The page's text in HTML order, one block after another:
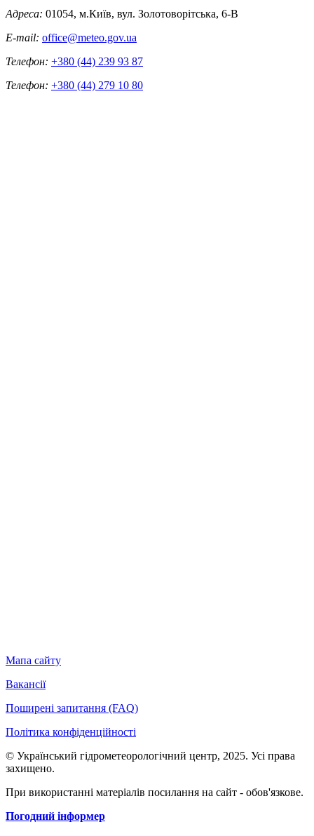
Адреса: 01054, м.Київ, вул. Золотоворітська, 6-В
E-mail: office@meteo.gov.ua
Телефон: +380 (44) 239 93 87
Телефон: +380 (44) 279 10 80
Мапа сайту
Вакансії
Поширені запитання (FAQ)
Політика конфіденційності
© Український гідрометеорологічний центр, 2025. Усі права
захищено.
При використанні матеріалів посилання на сайт - обов'язкове.
Погодний інформер